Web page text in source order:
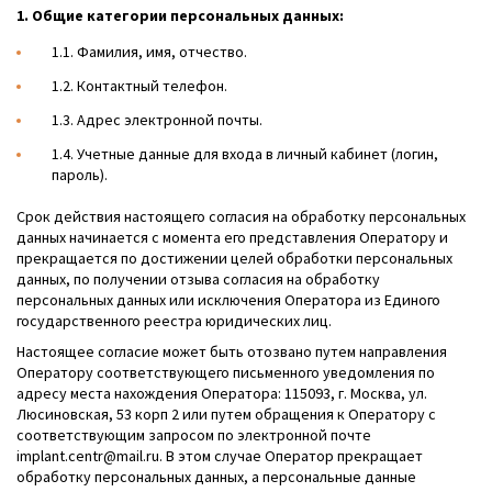
1. Общие категории персональных данных:
1.1. Фамилия, имя, отчество.
1.2. Контактный телефон.
1.3. Адрес электронной почты.
1.4. Учетные данные для входа в личный кабинет (логин,
пароль).
Срок действия настоящего согласия на обработку персональных
данных начинается с момента его представления Оператору и
прекращается по достижении целей обработки персональных
данных, по получении отзыва согласия на обработку
персональных данных или исключения Оператора из Единого
государственного реестра юридических лиц.
Настоящее согласие может быть отозвано путем направления
Оператору соответствующего письменного уведомления по
адресу места нахождения Оператора: 115093, г. Москва, ул.
Люсиновская, 53 корп 2 или путем обращения к Оператору с
соответствующим запросом по электронной почте
implant.centr@mail.ru. В этом случае Оператор прекращает
обработку персональных данных, а персональные данные